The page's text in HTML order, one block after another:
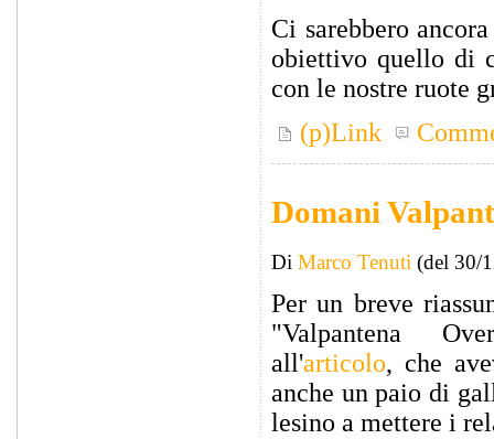
Ci sarebbero
obiettivo quello di
con le nostre ruote
(p)Link
Domani
Di Marco Tenuti (del 30/
Per un breve
"Valpantena
all'articolo, che
anche un paio di
lesino a mettere i